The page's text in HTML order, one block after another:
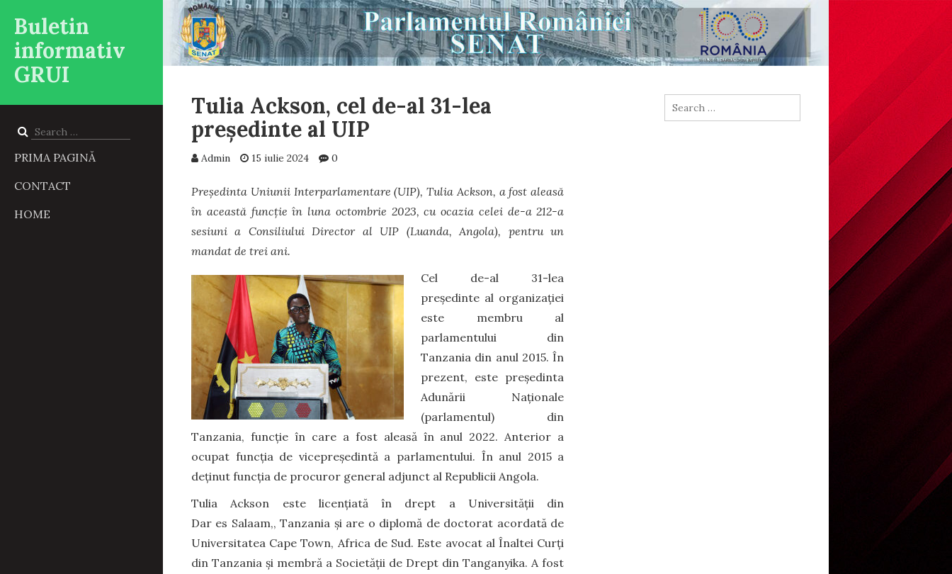
Buletin
informativ
GRUI
Search
PRIMA PAGINĂ
CONTACT
HOME
Tulia Ackson, cel de-al 31-lea
președinte al UIP
Admin 15 iulie 2024 0
Președinta Uniunii Interparlamentare (UIP), Tulia Ackson, a fost aleasă
în această funcție în luna octombrie 2023, cu ocazia celei de-a 212-a
sesiuni a Consiliului Director al UIP (Luanda, Angola), pentru un
mandat de trei ani.
Cel de-al 31-lea
președinte al organizației
este membru al
parlamentului din
Tanzania din anul 2015. În
prezent, este președinta
Adunării Naționale
(parlamentul) din
Tanzania, funcție în care a fost aleasă în anul 2022. Anterior a
ocupat funcția de vicepreședintă a parlamentului. În anul 2015 a
deținut funcția de procuror general adjunct al Republicii Angola.
Tulia Ackson este licențiată în drept a Universității din
Dar es Salaam,, Tanzania și are o diplomă de doctorat acordată de
Universitatea Cape Town, Africa de Sud. Este avocat al Înaltei Curți
din Tanzania și membră a Societății de Drept din Tanganyika. A fost
Search
for: